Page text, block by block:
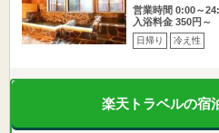
営業時間 0:00～
入浴料金 350円～
日帰り 冷え性
楽天トラベルの宿